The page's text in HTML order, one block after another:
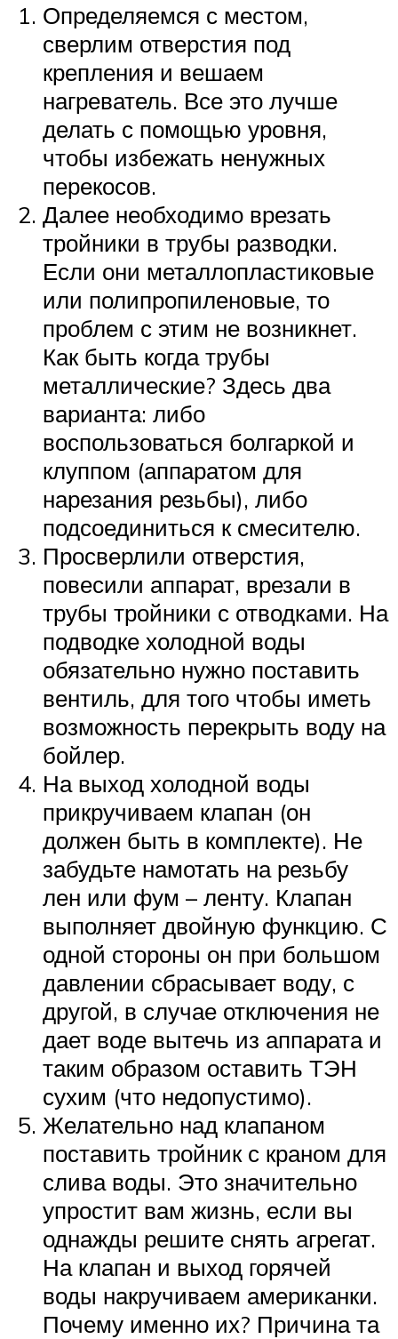
Определяемся с местом,
сверлим отверстия под
крепления и вешаем
нагреватель. Все это лучше
делать с помощью уровня,
чтобы избежать ненужных
перекосов.
Далее необходимо врезать
тройники в трубы разводки.
Если они металлопластиковые
или полипропиленовые, то
проблем с этим не возникнет.
Как быть когда трубы
металлические? Здесь два
варианта: либо
воспользоваться болгаркой и
клуппом (аппаратом для
нарезания резьбы), либо
подсоединиться к смесителю.
Просверлили отверстия,
повесили аппарат, врезали в
трубы тройники с отводками. На
подводке холодной воды
обязательно нужно поставить
вентиль, для того чтобы иметь
возможность перекрыть воду на
бойлер.
На выход холодной воды
прикручиваем клапан (он
должен быть в комплекте). Не
забудьте намотать на резьбу
лен или фум – ленту. Клапан
выполняет двойную функцию. С
одной стороны он при большом
давлении сбрасывает воду, с
другой, в случае отключения не
дает воде вытечь из аппарата и
таким образом оставить ТЭН
сухим (что недопустимо).
Желательно над клапаном
поставить тройник с краном для
слива воды. Это значительно
упростит вам жизнь, если вы
однажды решите снять агрегат.
На клапан и выход горячей
воды накручиваем американки.
Почему именно их? Причина та